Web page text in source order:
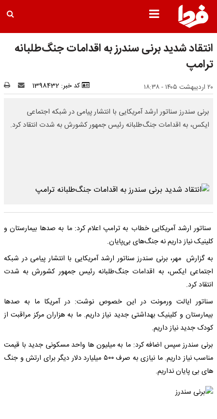
انتقاد شدید برنی سندرز به اقدامات جنگ‌طلبانه
ترامپ
۲۰ اردیبهشت ۱۴۰۵ - ۱۸:۳۸ کد خبر: 1398432
برنی سندرز سناتور ارشد آمریکایی با انتشار پیامی در شبکه اجتماعی
ایکس، به اقدامات جنگ‌طلبانه رئیس جمهور کشورش به شدت انتقاد کرد.
سناتور ارشد آمریکایی خطاب به ترامپ اعلام کرد: ما به صدها بیمارستان و
کلینیک نیاز داریم نه جنگ‌های بی‌پایان.
به گزارش مهر، برنی سندرز سناتور ارشد آمریکایی با انتشار پیامی در شبکه
اجتماعی ایکس، به اقدامات جنگ‌طلبانه رئیس جمهور کشورش به شدت
انتقاد کرد.
سناتور ایالت ورمونت در این خصوص نوشت: در آمریکا ما به صدها
بیمارستان و کلینیک بهداشتی جدید نیاز داریم. ما به هزاران مرکز مراقبت از
کودک جدید نیاز داریم.
برنی سندرز سپس اضافه کرد: ما به میلیون‌ ها واحد مسکونی جدید با قیمت
مناسب نیاز داریم. ما نیازی به صرف ۵۰۰ میلیارد دلار دیگر برای ارتش و جنگ‌
های بی‌ پایان نداریم.